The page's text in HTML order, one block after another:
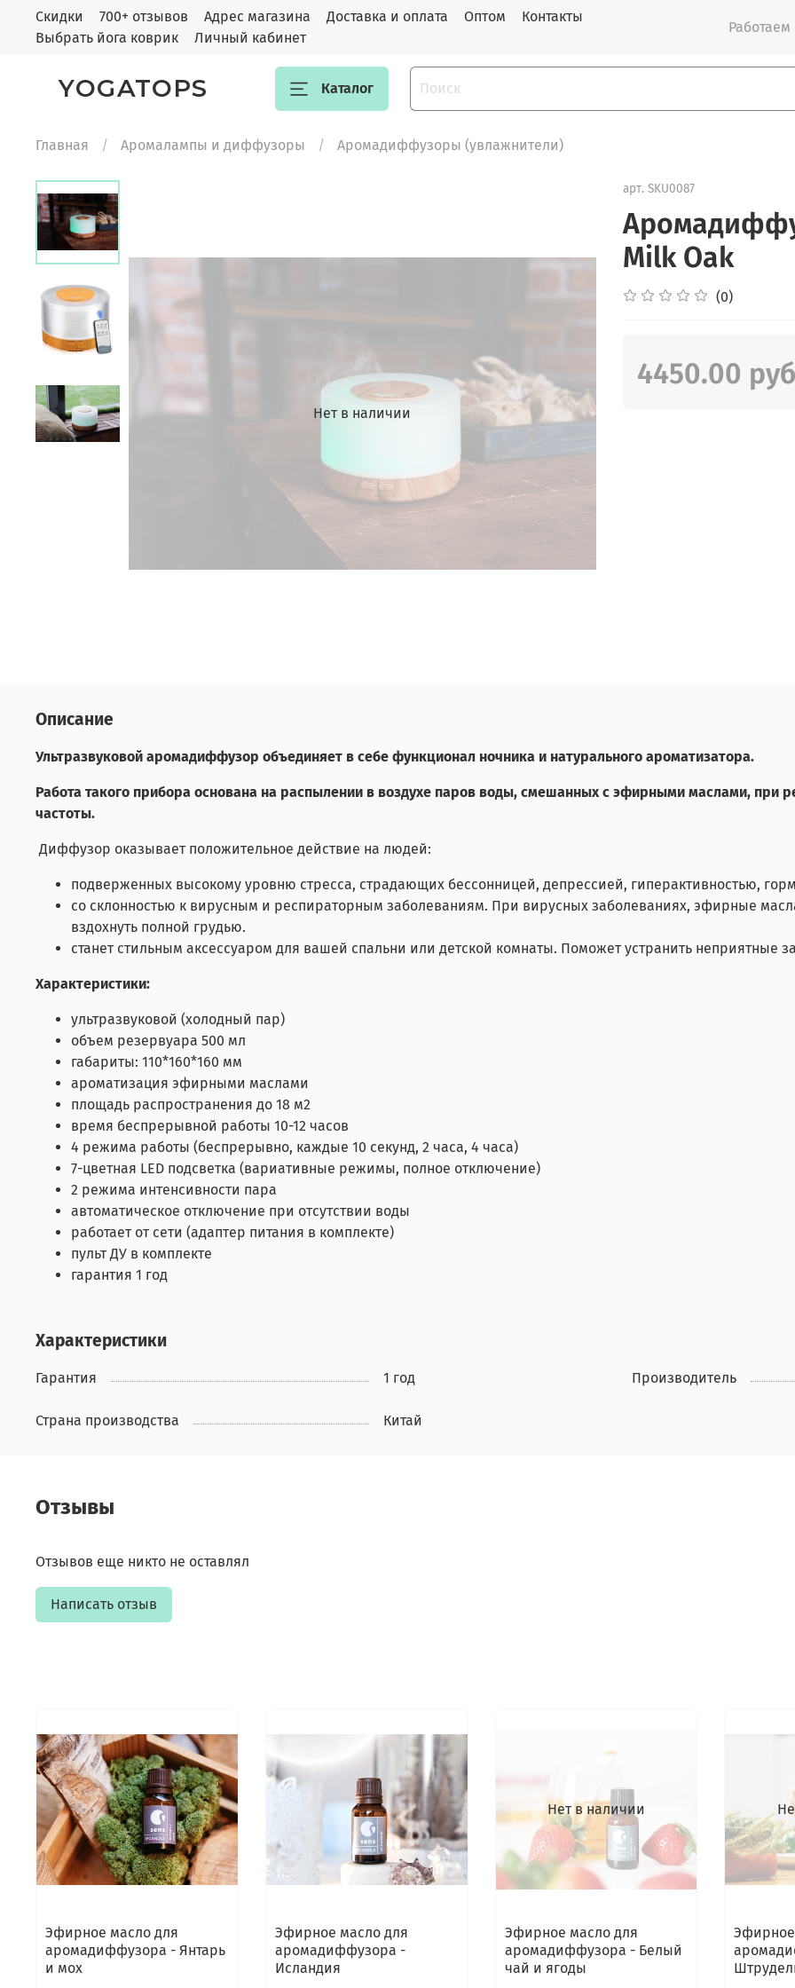
Скидки 700+ отзывов Адрес магазина Доставка и оплата Оптом
Контакты
Выбрать йога коврик
Личный кабинет
Работаем
YOGATOPS Каталог
Главная Аромалампы и диффузоры Аромадиффузоры (увлажнители)
Нет в наличии
арт. SKU0087
Milk Oak
(0)
4450.00 руб
Описание
Ультразвуковой аромадиффузор объединяет в себе функционал ночника и натурального ароматизатора.
Работа такого прибора основана на распылении в воздухе паров воды, смешанных с эфирными маслами, при
частоты.
Диффузор оказывает положительное действие на людей:
подверженных высокому уровню стресса, страдающих бессонницей, депрессией, гиперактивностью,
со склонностью к вирусным и респираторным заболеваниям. При вирусных заболеваниях, эфирные
вздохнуть полной грудью.
станет стильным аксессуаром для вашей спальни или детской комнаты. Поможет устранить неприятные
Характеристики:
ультразвуковой (холодный пар)
объем резервуара 500 мл
габариты: 110*160*160 мм
ароматизация эфирными маслами
площадь распространения до 18 м2
время беспрерывной работы 10-12 часов
4 режима работы (беспрерывно, каждые 10 секунд, 2 часа, 4 часа)
7-цветная LED подсветка (вариативные режимы, полное отключение)
2 режима интенсивности пара
автоматическое отключение при отсутствии воды
работает от сети (адаптер питания в комплекте)
пульт ДУ в комплекте
гарантия 1 год
Характеристики
Гарантия 1 год Производитель
Страна производства Китай
Отзывы
Отзывов еще никто не оставлял
Написать отзыв
Эфирное масло для
аромадиффузора - Янтарь
и мох
Эфирное масло для
аромадиффузора -
Исландия
Нет в наличии
Эфирное масло для
аромадиффузора - Белый
чай и ягоды